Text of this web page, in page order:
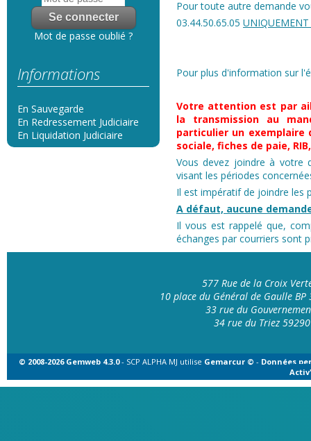
Mot de passe oublié ?
Informations
En Sauvegarde
En Redressement Judiciaire
En Liquidation Judiciaire
Pour toute autre demande
03.44.50.65.05
Pour plus d'information sur
Votre attention est par
la transmission au
particulier un
sociale, fiches de paie,
Vous devez joindre à votre
visant les périodes
Il est impératif de joindre les
A défaut, aucune
Il vous est rappelé que,
échanges par courriers sont
577 Rue de la Croix
10 place du Général de Gaulle BP
33 rue du
34 rue du Triez 59290
© 2008-2026 Gemweb 4.3.0- SCP ALPHA MJ utilise Gemarcur © - Données